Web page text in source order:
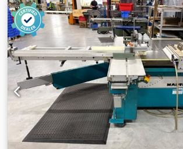
Maks. Kesim yüksekliği: 40 mm -Yükseklik
ölçüleri: 1450/900 / H1100 mm -Ağırlık: 254
Tsx Al Rsf